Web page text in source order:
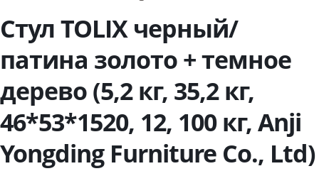
Стул TOLIX черный/
патина золото + темное
дерево (5,2 кг, 35,2 кг,
46*53*1520, 12, 100 кг, Anji
Yongding Furniture Co., Ltd)